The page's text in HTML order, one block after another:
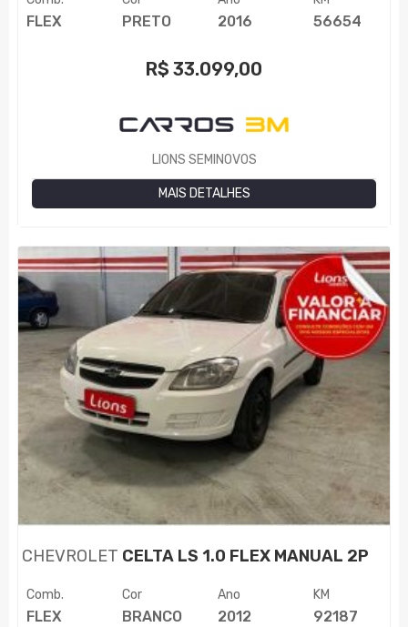
FLEX PRETO 2016 56654
R$ 33.099,00
LIONS SEMINOVOS
MAIS DETALHES
CHEVROLET CELTA LS 1.0 FLEX MANUAL 2P
Comb.
FLEX
Cor
BRANCO
Ano
2012
KM
92187